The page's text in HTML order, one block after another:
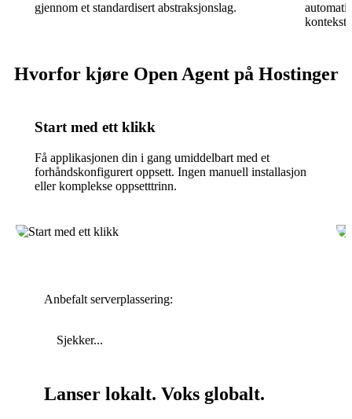
gjennom et standardisert abstraksjonslag.
kontekst.
Hvorfor kjøre Open Agent på Hostinger
Start med ett klikk
Få applikasjonen din i gang umiddelbart med et
forhåndskonfigurert oppsett. Ingen manuell installasjon
eller komplekse oppsetttrinn.
Anbefalt serverplassering:
Sjekker...
Lanser lokalt. Voks globalt.